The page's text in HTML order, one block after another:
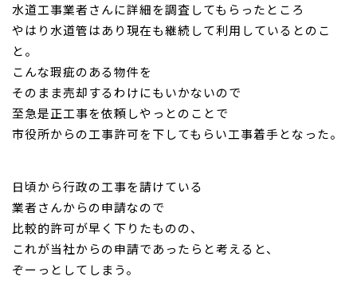
不動産の査定についてはこちら
お問い合わせ
水道工事業者さんに詳細を調査してもらったところ
やはり水道管はあり現在も継続して利用しているとのこ
と。
こんな瑕疵のある物件を
そのまま売却するわけにもいかないので
至急是正工事を依頼しやっとのことで
市役所からの工事許可を下してもらい工事着手となった。
日頃から行政の工事を請けている
業者さんからの申請なので
比較的許可が早く下りたものの、
これが当社からの申請であった らと考えると、
ぞーっとしてしまう。